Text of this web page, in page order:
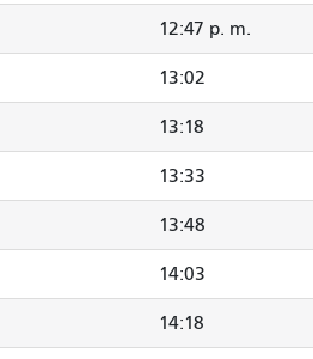
12:47 p. m.
13:02
13:18
13:33
13:48
14:03
14:18